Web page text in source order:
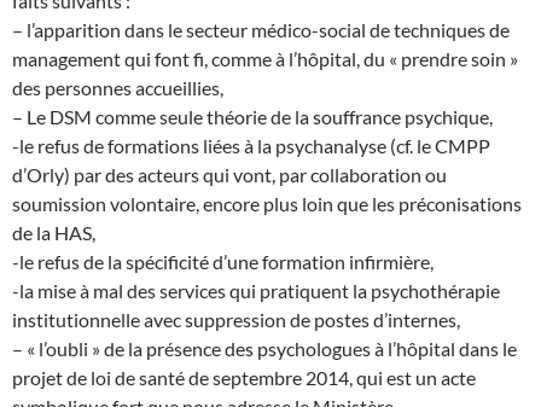
– l’apparition dans le secteur médico-social de techniques de
management qui font fi, comme à l’hôpital, du « prendre soin »
des personnes accueillies,
– Le DSM comme seule théorie de la souffrance psychique,
-le refus de formations liées à la psychanalyse (cf. le CMPP
d’Orly) par des acteurs qui vont, par collaboration ou
soumission volontaire, encore plus loin que les préconisations
de la HAS,
-le refus de la spécificité d’une formation infirmière,
-la mise à mal des services qui pratiquent la psychothérapie
institutionnelle avec suppression de postes d’internes,
– « l’oubli » de la présence des psychologues à l’hôpital dans le
projet de loi de santé de septembre 2014, qui est un acte